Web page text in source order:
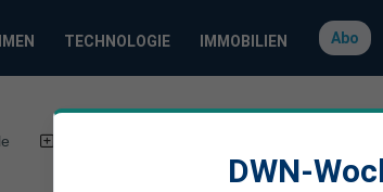
TECHNOLOGIE IMMOBILIEN Abo
DWN-